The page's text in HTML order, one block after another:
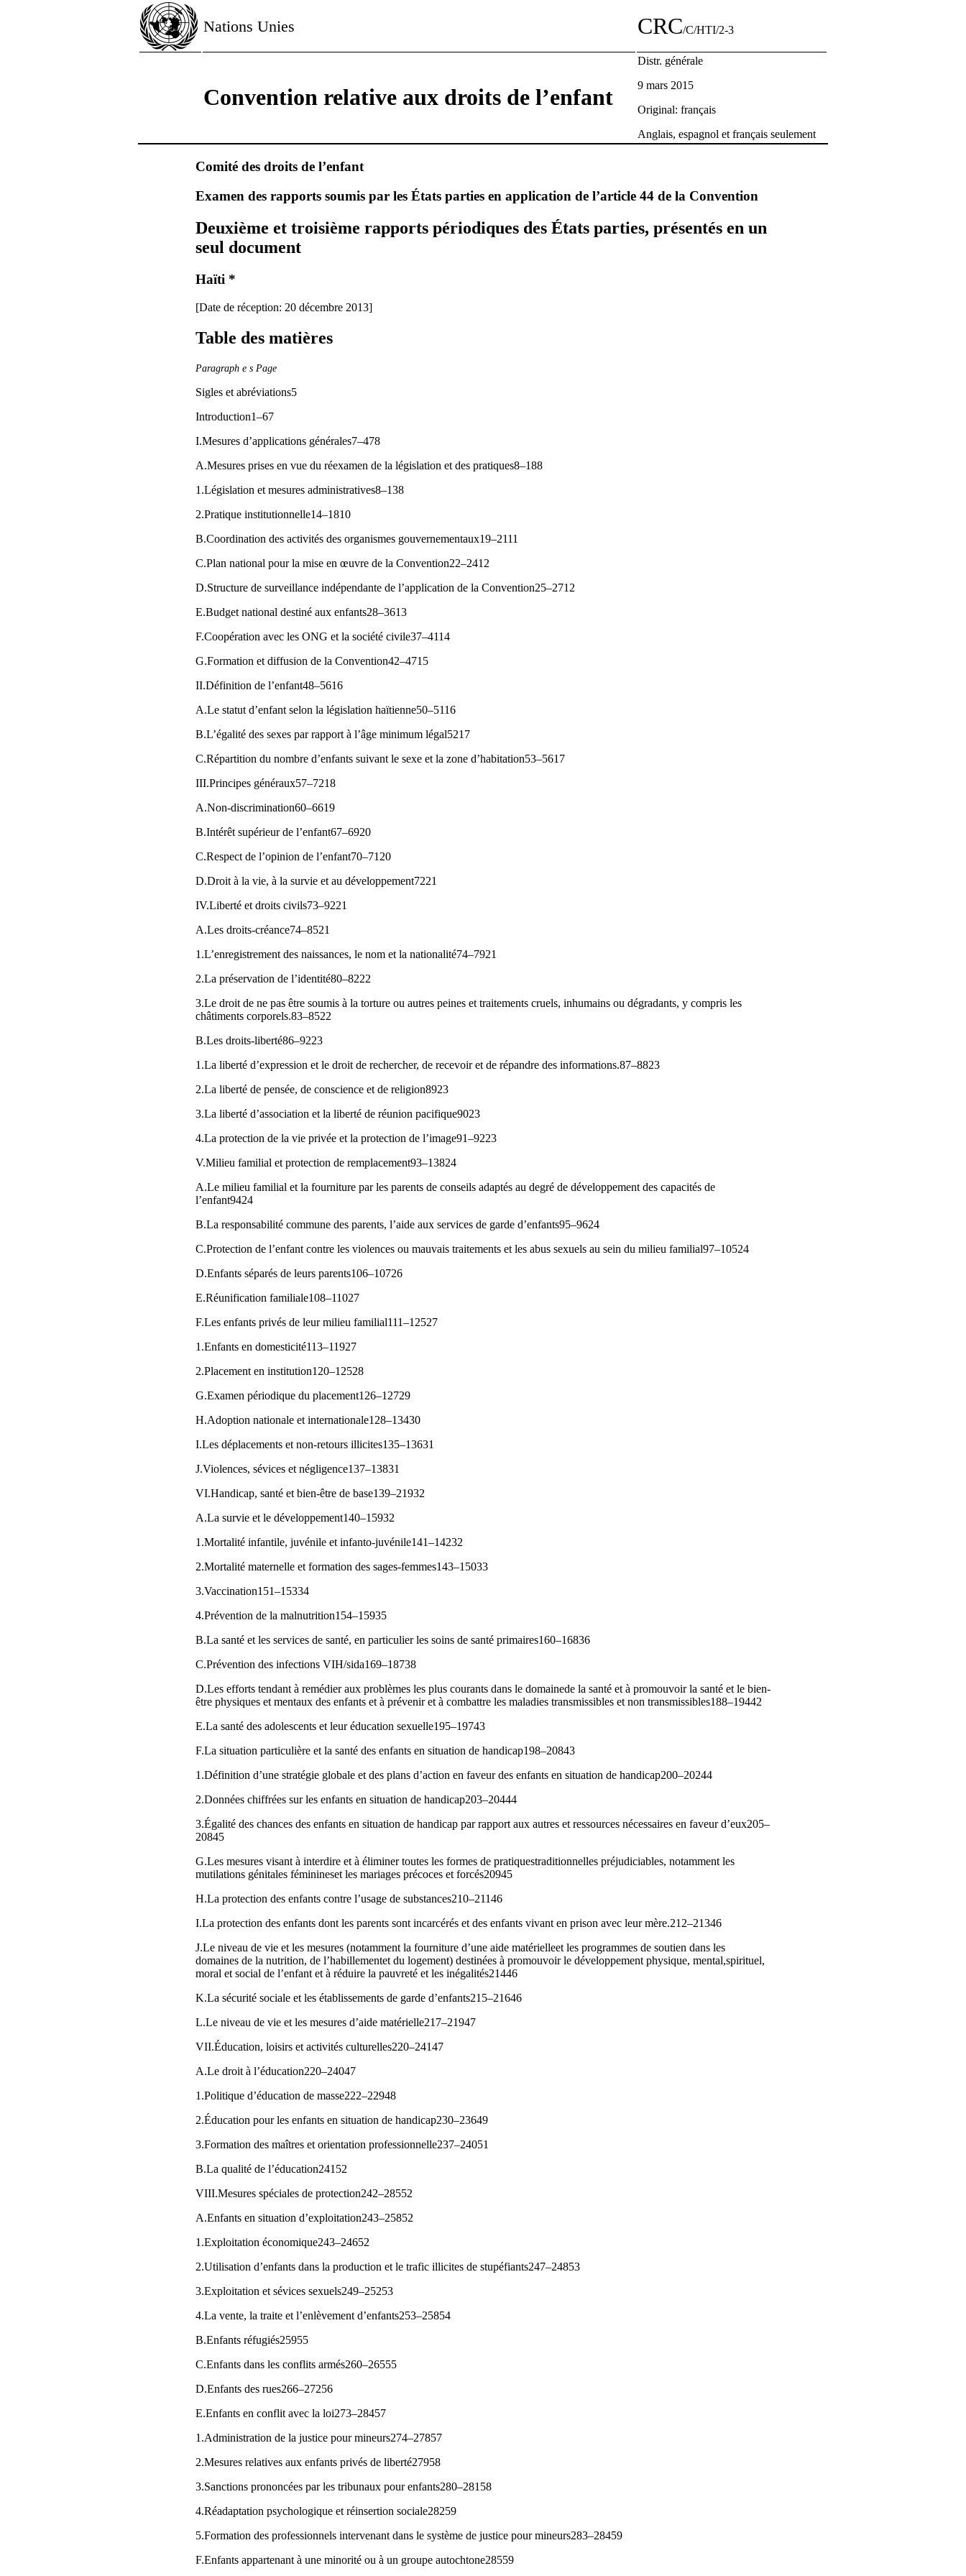
Nations Unies CRC/C/HTI/2-3
Convention relative aux droits de l’enfant
Distr. générale
9 mars 2015
Original: français
Anglais, espagnol et français seulement
Comité des droits de l’enfant
Examen des rapports soumis par les États parties en application de l’article 44 de la Convention
Deuxième et troisième rapports périodiques des États parties, présentés en un
seul document
Haïti *
[Date de réception: 20 décembre 2013]
Table des matières
Paragraph e s Page
Sigles et abréviations5
Introduction1–67
I.Mesures d’applications générales7–478
A.Mesures prises en vue du réexamen de la législation et des pratiques8–188
1.Législation et mesures administratives8–138
2.Pratique institutionnelle14–1810
B.Coordination des activités des organismes gouvernementaux19–2111
C.Plan national pour la mise en œuvre de la Convention22–2412
D.Structure de surveillance indépendante de l’application de la Convention25–2712
E.Budget national destiné aux enfants28–3613
F.Coopération avec les ONG et la société civile37–4114
G.Formation et diffusion de la Convention42–4715
II.Définition de l’enfant48–5616
A.Le statut d’enfant selon la législation haïtienne50–5116
B.L’égalité des sexes par rapport à l’âge minimum légal5217
C.Répartition du nombre d’enfants suivant le sexe et la zone d’habitation53–5617
III.Principes généraux57–7218
A.Non-discrimination60–6619
B.Intérêt supérieur de l’enfant67–6920
C.Respect de l’opinion de l’enfant70–7120
D.Droit à la vie, à la survie et au développement7221
IV.Liberté et droits civils73–9221
A.Les droits-créance74–8521
1.L’enregistrement des naissances, le nom et la nationalité74–7921
2.La préservation de l’identité80–8222
3.Le droit de ne pas être soumis à la torture ou autres peines et traitements cruels, inhumains ou dégradants, y compris les
châtiments corporels.83–8522
B.Les droits-liberté86–9223
1.La liberté d’expression et le droit de rechercher, de recevoir et de répandre des informations.87–8823
2.La liberté de pensée, de conscience et de religion8923
3.La liberté d’association et la liberté de réunion pacifique9023
4.La protection de la vie privée et la protection de l’image91–9223
V.Milieu familial et protection de remplacement93–13824
A.Le milieu familial et la fourniture par les parents de conseils adaptés au degré de développement des capacités de
l’enfant9424
B.La responsabilité commune des parents, l’aide aux services de garde d’enfants95–9624
C.Protection de l’enfant contre les violences ou mauvais traitements et les abus sexuels au sein du milieu familial97–10524
D.Enfants séparés de leurs parents106–10726
E.Réunification familiale108–11027
F.Les enfants privés de leur milieu familial111–12527
1.Enfants en domesticité113–11927
2.Placement en institution120–12528
G.Examen périodique du placement126–12729
H.Adoption nationale et internationale128–13430
I.Les déplacements et non-retours illicites135–13631
J.Violences, sévices et négligence137–13831
VI.Handicap, santé et bien-être de base139–21932
A.La survie et le développement140–15932
1.Mortalité infantile, juvénile et infanto-juvénile141–14232
2.Mortalité maternelle et formation des sages-femmes143–15033
3.Vaccination151–15334
4.Prévention de la malnutrition154–15935
B.La santé et les services de santé, en particulier les soins de santé primaires160–16836
C.Prévention des infections VIH/sida169–18738
D.Les efforts tendant à remédier aux problèmes les plus courants dans le domainede la santé et à promouvoir la santé et le bien-
être physiques et mentaux des enfants et à prévenir et à combattre les maladies transmissibles et non transmissibles188–19442
E.La santé des adolescents et leur éducation sexuelle195–19743
F.La situation particulière et la santé des enfants en situation de handicap198–20843
1.Définition d’une stratégie globale et des plans d’action en faveur des enfants en situation de handicap200–20244
2.Données chiffrées sur les enfants en situation de handicap203–20444
3.Égalité des chances des enfants en situation de handicap par rapport aux autres et ressources nécessaires en faveur d’eux205–
20845
G.Les mesures visant à interdire et à éliminer toutes les formes de pratiquestraditionnelles préjudiciables, notamment les
mutilations génitales féminineset les mariages précoces et forcés20945
H.La protection des enfants contre l’usage de substances210–21146
I.La protection des enfants dont les parents sont incarcérés et des enfants vivant en prison avec leur mère.212–21346
J.Le niveau de vie et les mesures (notamment la fourniture d’une aide matérielleet les programmes de soutien dans les
domaines de la nutrition, de l’habillementet du logement) destinées à promouvoir le développement physique, mental,spirituel,
moral et social de l’enfant et à réduire la pauvreté et les inégalités21446
K.La sécurité sociale et les établissements de garde d’enfants215–21646
L.Le niveau de vie et les mesures d’aide matérielle217–21947
VII.Éducation, loisirs et activités culturelles220–24147
A.Le droit à l’éducation220–24047
1.Politique d’éducation de masse222–22948
2.Éducation pour les enfants en situation de handicap230–23649
3.Formation des maîtres et orientation professionnelle237–24051
B.La qualité de l’éducation24152
VIII.Mesures spéciales de protection242–28552
A.Enfants en situation d’exploitation243–25852
1.Exploitation économique243–24652
2.Utilisation d’enfants dans la production et le trafic illicites de stupéfiants247–24853
3.Exploitation et sévices sexuels249–25253
4.La vente, la traite et l’enlèvement d’enfants253–25854
B.Enfants réfugiés25955
C.Enfants dans les conflits armés260–26555
D.Enfants des rues266–27256
E.Enfants en conflit avec la loi273–28457
1.Administration de la justice pour mineurs274–27857
2.Mesures relatives aux enfants privés de liberté27958
3.Sanctions prononcées par les tribunaux pour enfants280–28158
4.Réadaptation psychologique et réinsertion sociale28259
5.Formation des professionnels intervenant dans le système de justice pour mineurs283–28459
F.Enfants appartenant à une minorité ou à un groupe autochtone28559